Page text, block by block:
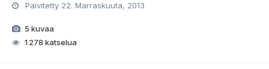
Päivitetty 22. Marraskuuta, 2013
5 kuvaa
1 278 katselua